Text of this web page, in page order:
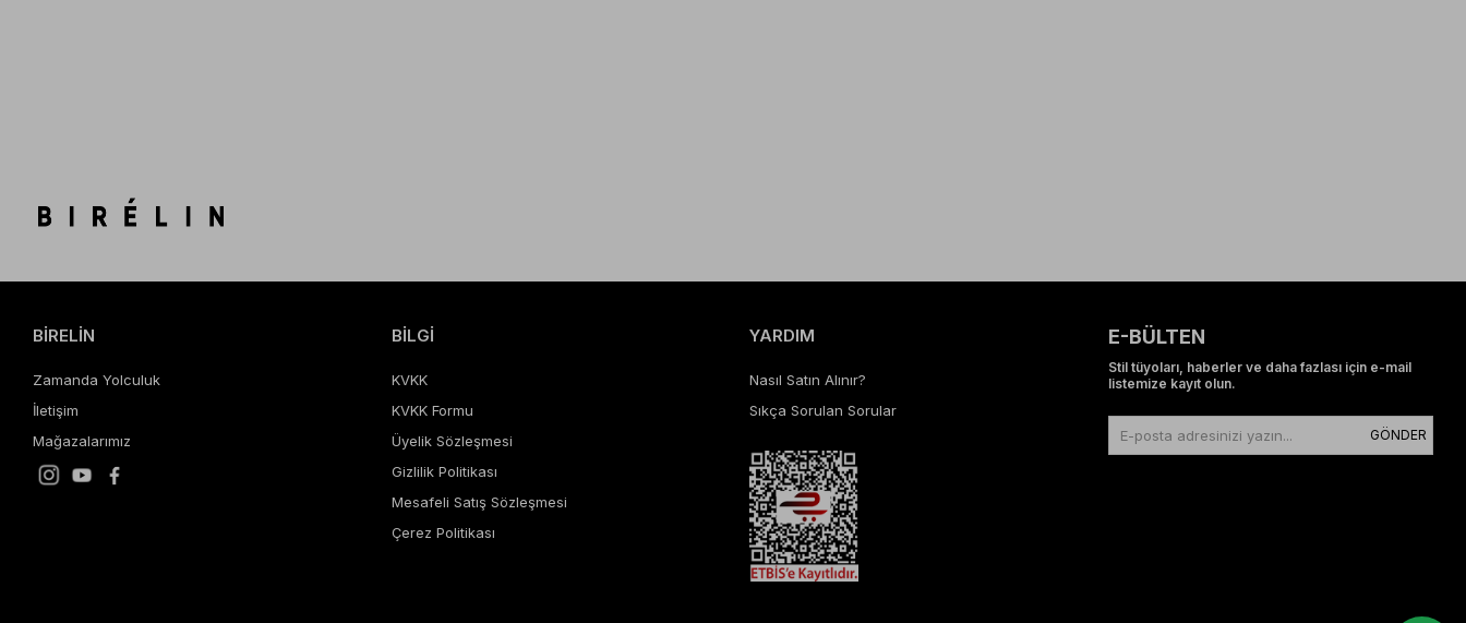
BİRELİN
Zamanda Yolculuk
İletişim
Mağazalarımız
BİLGİ
KVKK
KVKK Formu
Üyelik Sözleşmesi
Gizlilik Politikası
Mesafeli Satış Sözleşmesi
Çerez Politikası
YARDIM
Nasıl Satın Alınır?
Sıkça Sorulan Sorular
E-BÜLTEN
Stil tüyoları, haberler ve daha fazlası için e-mail
listemize kayıt olun.
GÖNDER